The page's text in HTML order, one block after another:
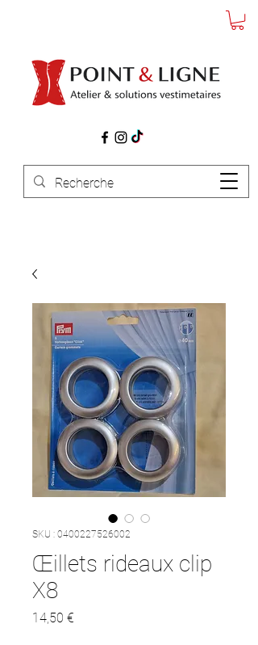
SKU : 0400227526002
Œillets rideaux clip
X8
14,50 €